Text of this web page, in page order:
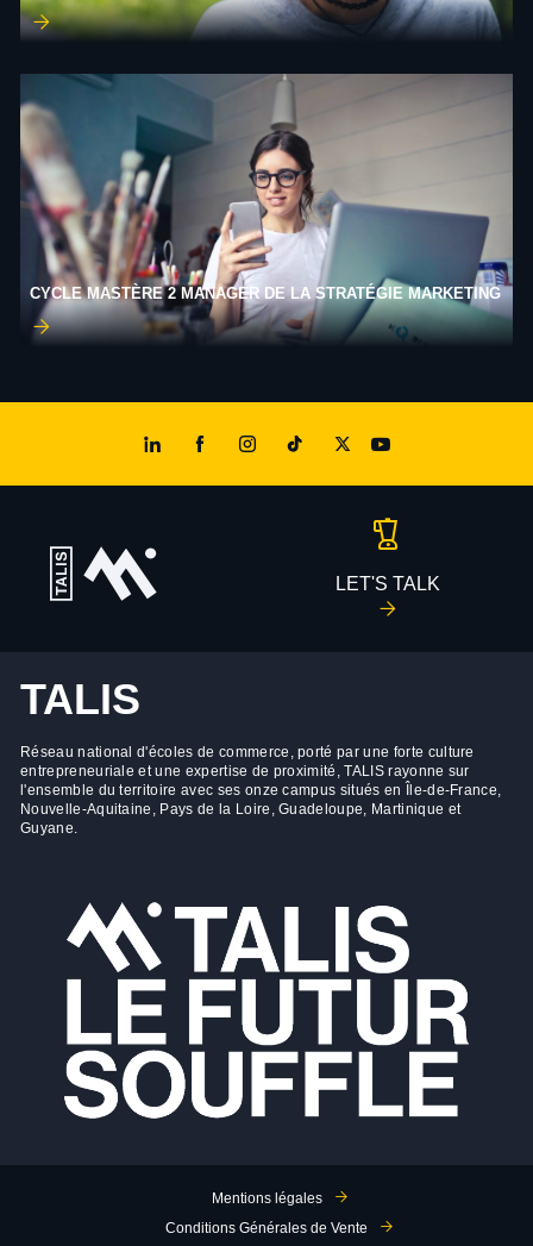
CYCLE MASTÈRE 2 MANAGER DE LA STRATÉGIE MARKETING
LET'S TALK
TALIS
Réseau national d'écoles de commerce, porté par une forte culture
entrepreneuriale et une expertise de proximité, TALIS rayonne sur
l'ensemble du territoire avec ses onze campus situés en Île-de-France,
Nouvelle-Aquitaine, Pays de la Loire, Guadeloupe, Martinique et
Guyane.
Mentions légales
Conditions Générales de Vente